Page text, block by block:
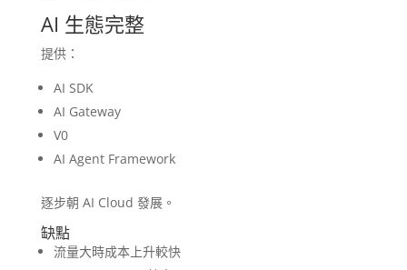
AI 生態完整
提供：
AI SDK
AI Gateway
V0
AI Agent Framework
逐步朝 AI Cloud 發展。
缺點
流量大時成本上升較快